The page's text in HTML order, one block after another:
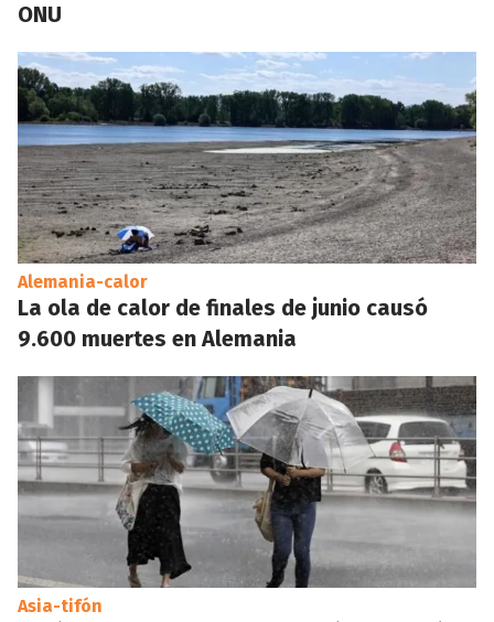
ONU
Alemania-calor
La ola de calor de finales de junio causó
9.600 muertes en Alemania
Asia-tifón